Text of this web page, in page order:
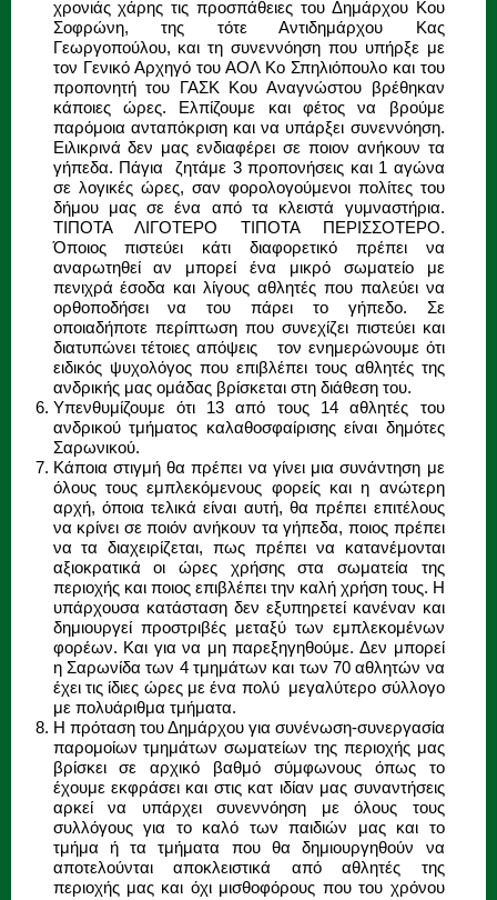
χρονιάς χάρης τις προσπάθειες του Δημάρχου Κου
Σοφρώνη, της τότε Αντιδημάρχου Κας
Γεωργοπούλου, και τη συνεννόηση που υπήρξε με
τον Γενικό Αρχηγό του ΑΟΛ Κο Σπηλιόπουλο και του
προπονητή του ΓΑΣΚ Κου Αναγνώστου βρέθηκαν
κάποιες ώρες. Ελπίζουμε και φέτος να βρούμε
παρόμοια ανταπόκριση και να υπάρξει συνεννόηση.
Ειλικρινά δεν μας ενδιαφέρει σε ποιον ανήκουν τα
γήπεδα. Πάγια ζητάμε 3 προπονήσεις και 1 αγώνα
σε λογικές ώρες, σαν φορολογούμενοι πολίτες του
δήμου μας σε ένα από τα κλειστά γυμναστήρια.
ΤΙΠΟΤΑ ΛΙΓΟΤΕΡΟ ΤΙΠΟΤΑ ΠΕΡΙΣΣΟΤΕΡΟ.
Όποιος πιστεύει κάτι διαφορετικό πρέπει να
αναρωτηθεί αν μπορεί ένα μικρό σωματείο με
πενιχρά έσοδα και λίγους αθλητές που παλεύει να
ορθοποδήσει να του πάρει το γήπεδο. Σε
οποιαδήποτε περίπτωση που συνεχίζει πιστεύει και
διατυπώνει τέτοιες απόψεις τον ενημερώνουμε ότι
ειδικός ψυχολόγος που επιβλέπει τους αθλητές της
ανδρικής μας ομάδας βρίσκεται στη διάθεση του.
Υπενθυμίζουμε ότι 13 από τους 14 αθλητές του
ανδρικού τμήματος καλαθοσφαίρισης είναι δημότες
Σαρωνικού.
Κάποια στιγμή θα πρέπει να γίνει μια συνάντηση με
όλους τους εμπλεκόμενους φορείς και η ανώτερη
αρχή, όποια τελικά είναι αυτή, θα πρέπει επιτέλους
να κρίνει σε ποιόν ανήκουν τα γήπεδα, ποιος πρέπει
να τα διαχειρίζεται, πως πρέπει να κατανέμονται
αξιοκρατικά οι ώρες χρήσης στα σωματεία της
περιοχής και ποιος επιβλέπει την καλή χρήση τους. Η
υπάρχουσα κατάσταση δεν εξυπηρετεί κανέναν και
δημιουργεί προστριβές μεταξύ των εμπλεκομένων
φορέων. Και για να μη παρεξηγηθούμε. Δεν μπορεί
η Σαρωνίδα των 4 τμημάτων και των 70 αθλητών να
έχει τις ίδιες ώρες με ένα πολύ μεγαλύτερο σύλλογο
με πολυάριθμα τμήματα.
Η πρόταση του Δημάρχου για συνένωση-συνεργασία
παρομοίων τμημάτων σωματείων της περιοχής μας
βρίσκει σε αρχικό βαθμό σύμφωνους όπως το
έχουμε εκφράσει και στις κατ ιδίαν μας συναντήσεις
αρκεί να υπάρχει συνεννόηση με όλους τους
συλλόγους για το καλό των παιδιών μας και το
τμήμα ή τα τμήματα που θα δημιουργηθούν να
αποτελούνται αποκλειστικά από αθλητές της
περιοχής μας και όχι μισθοφόρους που του χρόνου